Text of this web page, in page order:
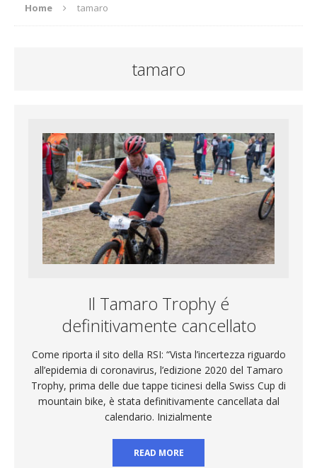
Home tamaro
tamaro
Il Tamaro Trophy é
definitivamente cancellato
Come riporta il sito della RSI: “Vista l’incertezza riguardo
all’epidemia di coronavirus, l’edizione 2020 del Tamaro
Trophy, prima delle due tappe ticinesi della Swiss Cup di
mountain bike, è stata definitivamente cancellata dal
calendario. Inizialmente
READ MORE